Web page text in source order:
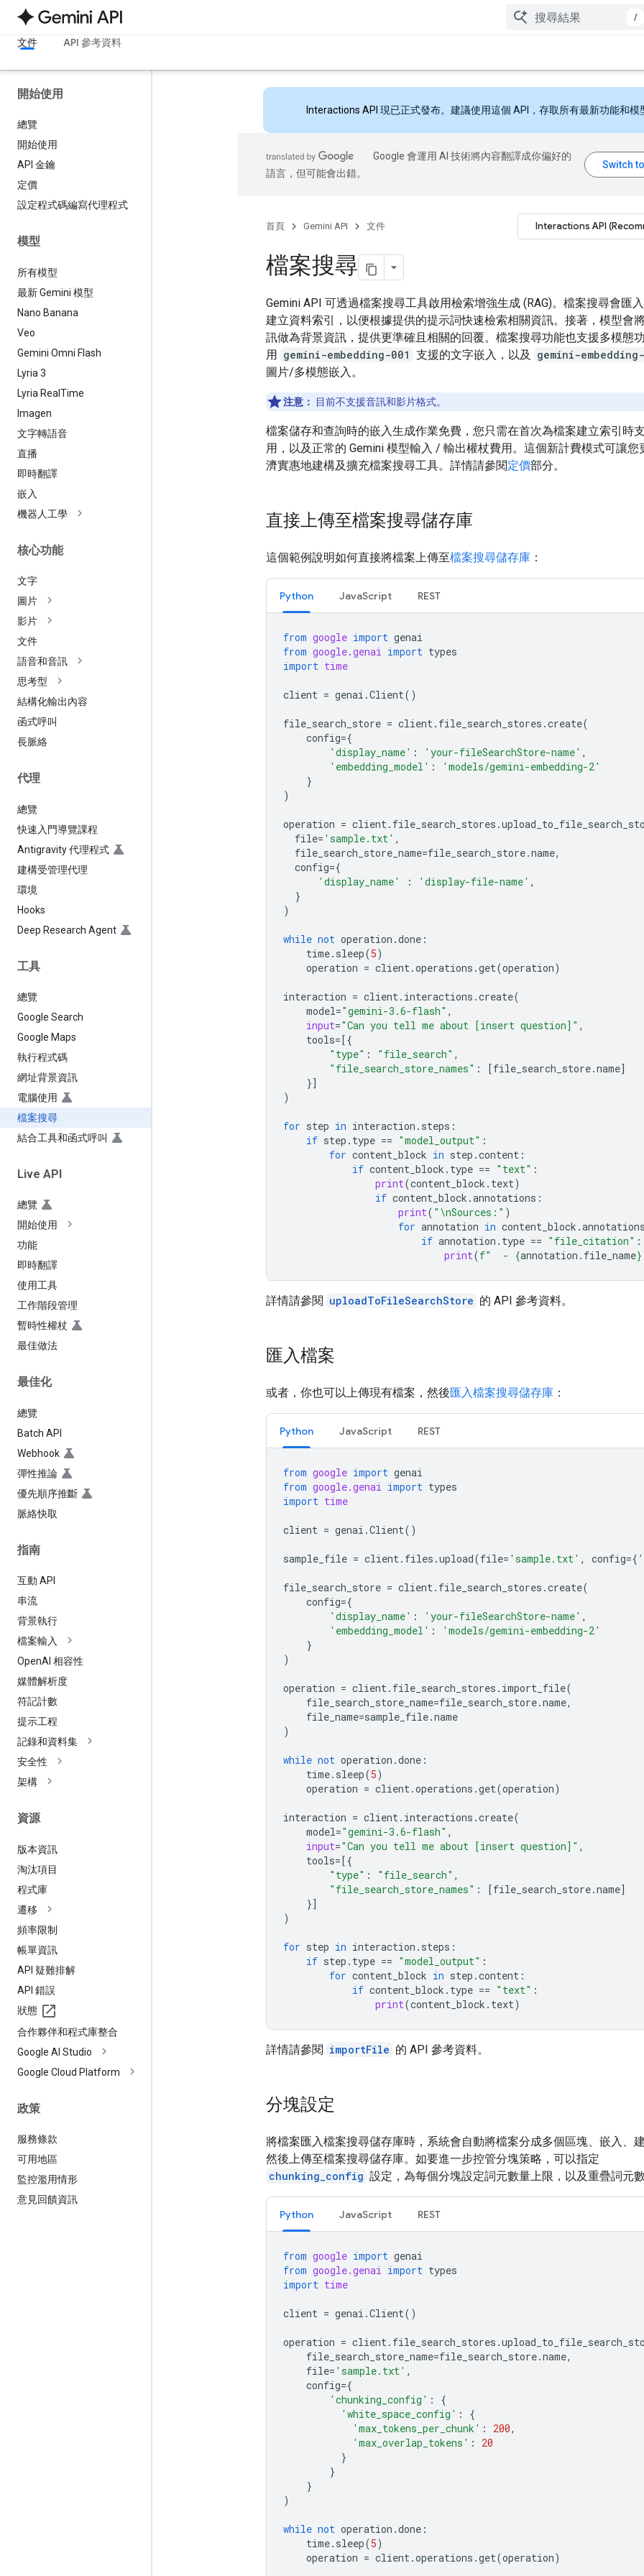
/
文件 API 參考資料
開始使用
總覽
開始使用
API 金鑰
定價
設定程式碼編寫代理程式
模型
所有模型
最新 Gemini 模型
Nano Banana
Veo
Gemini Omni Flash
Lyria 3
Lyria Real Time
Imagen
文字轉語音
直播
即時翻譯
嵌入
機器人工學
核心功能
文字
圖片
影片
文件
語音和音訊
思考型
結構化輸出內容
函式呼叫
長脈絡
代理
總覽
快速入門導覽課程
Antigravity 代理程式
建構受管理代理
環境
Hooks
Deep Research Agent
工具
總覽
Google Search
Google Maps
執行程式碼
網址背景資訊
電腦使用
檔案搜尋
結合工具和函式呼叫
Live API
總覽
開始使用
功能
即時翻譯
使用工具
工作階段管理
暫時性權杖
最佳做法
最佳化
總覽
Batch API
Webhook
彈性推論
優先順序推斷
脈絡快取
指南
互動 API
串流
背景執行
檔案輸入
OpenAI 相容性
媒體解析度
符記計數
提示工程
記錄和資料集
安全性
架構
資源
版本資訊
淘汰項目
程式庫
遷移
頻率限制
帳單資訊
API 疑難排解
API 錯誤
狀態
合作夥伴和程式庫整合
Google AI Studio
Google Cloud Platform
政策
服務條款
可用地區
監控濫用情形
意見回饋資訊
Interactions API 現已正式發布。建議使用這個 API，存取所有最新功能和模
Google 會運用 AI 技術將內容翻譯成你偏好的
語言，但可能會出錯。
首頁 Gemini API 文件 Interactions API
檔案搜尋
Gemini API 可透過檔案搜尋工具啟用檢索增強生成 (RAG)。檔案搜尋會匯
建立資料索引，以便根據提供的提示詞快速檢索相關資訊。接著，模型會
訊做為背景資訊，提供更準確且相關的回覆。檔案搜尋功能也支援多模態
用 gemini-embedding-001 支援的文字嵌入，以及 gemini-
圖片/多模態嵌入。
注意： 目前不支援音訊和影片格式。
檔案儲存和查詢時的嵌入生成作業免費，您只需在首次為檔案建立索引時
用，以及正常的 Gemini 模型輸入 / 輸出權杖費用。這個新計費模式可讓您
濟實惠地建構及擴充檔案搜尋工具。詳情請參閱定價部分。
直接上傳至檔案搜尋儲存庫
這個範例說明如何直接將檔案上傳至檔案搜尋儲存庫 ：
Python JavaScript REST
from google import genai
from google.genai import types
import time
client = genai .Client()
file_search_store = client. file_search_stores .create(
config={
'display_name' : 'your-fileSearchStore-name' ,
'embedding_model' :
'models/gemini-embedding-2'
}
)
operation = client. file_search_stores .
file= 'sample.txt' ,
file_search_store_name=file_search_store.name,
config={
'display_name'
: 'display-file-name' ,
}
)
while not operation .done :
time. sleep(5)
operation = client.operations .get(operation)
interaction = client. interactions .create(
model="gemini-3.6-flash" ,
input="Can you tell me about [insert question]" ,
tools=[{
"type" : "file_search" ,
"file_search_store_names" : [file_search_store.name]
}]
)
for step in interaction . steps :
if step . type == "model_output" :
for content_block in step .content :
if content_block . type == "text" :
print(content_block . text)
if content_block .annotations :
print( " \nSources:" )
for annotation in content_block .annotations
if annotation . type == "file_citation" :
print(f"  - {annotation . file_name}
詳情請參閱 uploadToFileSearchStore 的 API 參考資料。
匯入檔案
或者，你也可以上傳現有檔案，然後匯入檔案搜尋儲存庫 ：
Python JavaScript REST
from google import genai
from google.genai import types
import time
client = genai .Client()
sample_file = client. files .upload(file= 'sample.txt' , config={
file_search_store = client. file_search_stores .create(
config={
'display_name' : 'your-fileSearchStore-name' ,
'embedding_model' :
'models/gemini-embedding-2'
}
)
operation = client. file_search_stores . import_file(
file_search_store_name=file_search_store.name,
file_name=sample_file.name
)
while not operation .done :
time. sleep(5)
operation = client.operations .get(operation)
interaction = client. interactions .create(
model="gemini-3.6-flash" ,
input="Can you tell me about [insert question]" ,
tools=[{
"type" : "file_search" ,
"file_search_store_names" : [file_search_store.name]
}]
)
for step in interaction . steps :
if step . type == "model_output" :
for content_block in step .content :
if content_block . type == "text" :
print(content_block . text)
詳情請參閱 importFile 的 API 參考資料。
分塊設定
將檔案匯入檔案搜尋儲存庫時，系統會自動將檔案分成多個區塊、嵌入、
然後上傳至檔案搜尋儲存庫。如要進一步控管分塊策略，可以指定
chunking_config 設定，為每個分塊設定詞元數量上限，以及重疊詞元數
Python JavaScript REST
from google import genai
from google.genai import types
import time
client = genai .Client()
operation = client. file_search_stores .
file_search_store_name=file_search_store.name,
file= 'sample.txt' ,
config={
'chunking_config' :
{
'white_space_config' :
{
'max_tokens_per_chunk' : 200,
'max_overlap_tokens' :
20
}
}
}
)
while not operation .done :
time. sleep(5)
operation = client.operations .get(operation)